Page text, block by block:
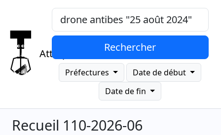
Attrap
Mots-clés, "expression exacte"
Rechercher
Préfectures
Date de début
Date de fin
Recueil 110-2026-06